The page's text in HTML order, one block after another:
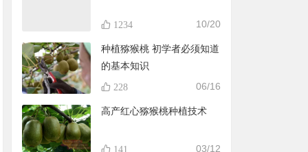
1234 10/20
种植猕猴桃 初学者必须知道
的基本知识
228 06/16
高产红心猕猴桃种植技术
141 03/12